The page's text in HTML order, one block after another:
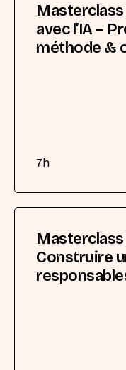
avec l’IA –
méthode &
7h
Construire